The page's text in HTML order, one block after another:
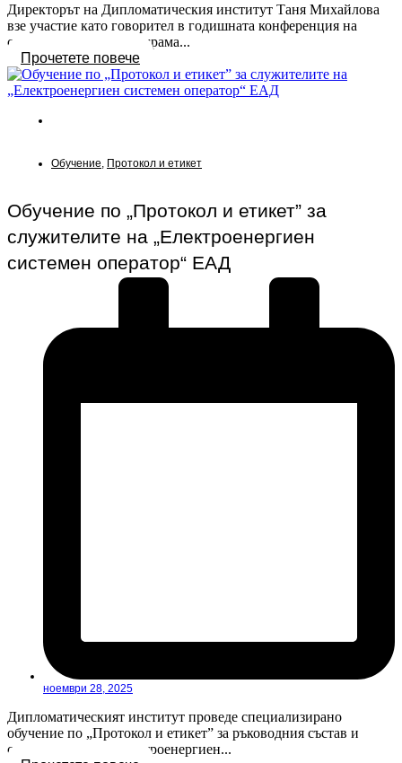
Директорът на Дипломатическия институт Таня Михайлова
взе участие като говорител в годишната конференция на
стипендиантската програма...
Прочетете повече
Обучение Протокол и етикет
Обучение по „Протокол и етикет” за
служителите на „Електроенергиен
системен оператор“ ЕАД
ноември 28, 2025
Дипломатическият институт проведе специализирано
обучение по „Протокол и етикет” за ръководния състав и
служителите на „Електроенергиен...